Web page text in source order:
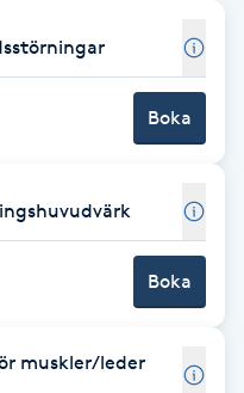
Boka
Boka
muskler/leder